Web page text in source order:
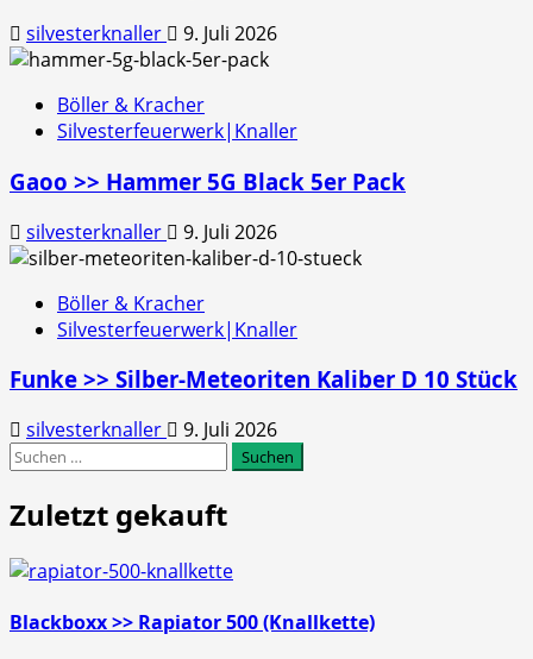
silvesterknaller 9. Juli 2026
Böller & Kracher
Silvesterfeuerwerk|Knaller
Gaoo >> Hammer 5G Black 5er Pack
silvesterknaller 9. Juli 2026
Böller & Kracher
Silvesterfeuerwerk|Knaller
Funke >> Silber-Meteoriten Kaliber D 10 Stück
silvesterknaller
9. Juli 2026
Suchen
Zuletzt gekauft
Blackboxx >> Rapiator 500 (Knallkette)